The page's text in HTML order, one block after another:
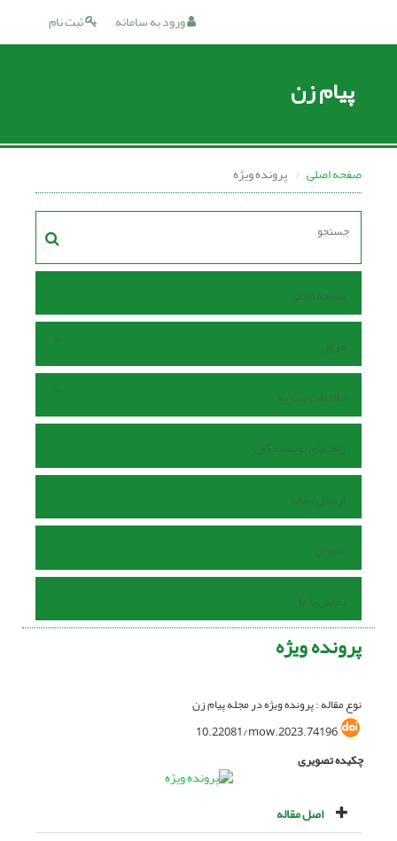
ثبت نام ورود به سامانه
پیام زن
صفحه اصلی پرونده ویژه
صفحه اصلی
مرور
اطلاعات نشریه
راهنمای نویسندگان
ارسال مقاله
داوران
تماس با ما
پرونده ویژه
نوع مقاله : پرونده ویژه در مجله پیام زن
10.22081/mow.2023.74196
چکیده تصویری
اصل مقاله